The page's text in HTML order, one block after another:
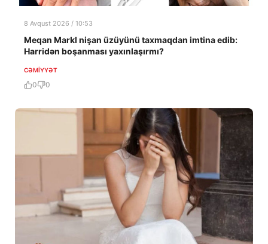
8 Avqust 2026 / 10:53
Meqan Markl nişan üzüyünü taxmaqdan imtina edib:
Harridən boşanması yaxınlaşırmı?
CƏMIYYƏT
0 0